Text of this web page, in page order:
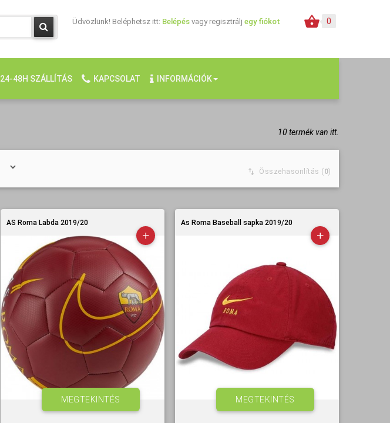
0
Üdvözlünk! Beléphetsz itt: Belépés vagy regisztrálj egy fiókot
24-48H SZÁLLÍTÁS KAPCSOLAT INFORMÁCIÓK
10 termék van itt.
Összehasonlítás ( 0)
AS Roma Labda 2019/20
MEGTEKINTÉS
As Roma Baseball sapka 2019/20
MEGTEKINTÉS